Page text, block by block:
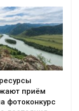
приём
фотоконкурс